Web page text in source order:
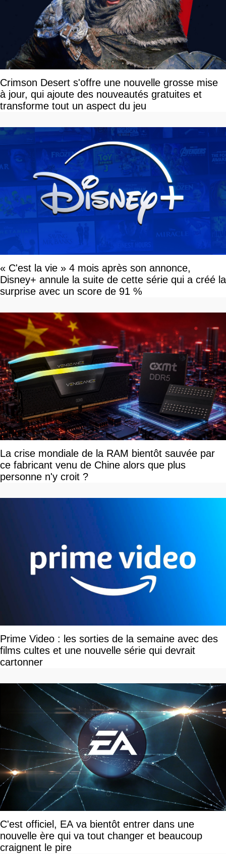
Crimson Desert s'offre une nouvelle grosse mise
à jour, qui ajoute des nouveautés gratuites et
transforme tout un aspect du jeu
« C'est la vie » 4 mois après son annonce,
Disney+ annule la suite de cette série qui a créé la
surprise avec un score de 91 %
La crise mondiale de la RAM bientôt sauvée par
ce fabricant venu de Chine alors que plus
personne n'y croit ?
Prime Video : les sorties de la semaine avec des
films cultes et une nouvelle série qui devrait
cartonner
C'est officiel, EA va bientôt entrer dans une
nouvelle ère qui va tout changer et beaucoup
craignent le pire